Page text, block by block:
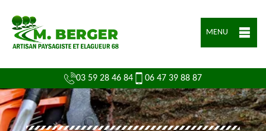
MENU
03 59 28 46 84 06 47 39 88 87